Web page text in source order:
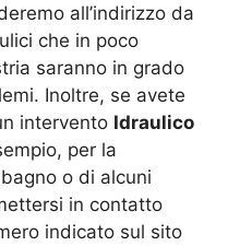
all’indirizzo da
che in poco
saranno in grado
Inoltre, se avete
intervento Idraulico
per la
o di alcuni
in contatto
indicato sul sito